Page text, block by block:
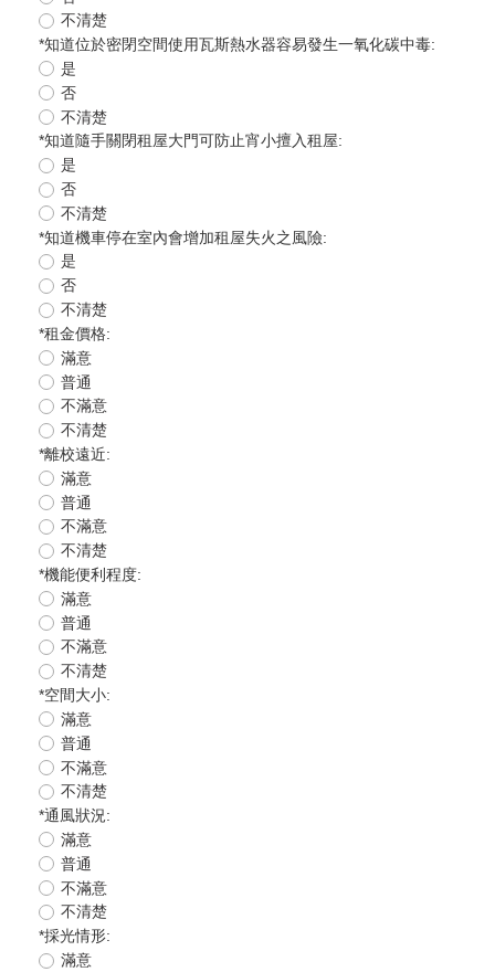
不清楚
*知道位於密閉空間使用瓦斯熱水器容易發生一氧化碳中毒:
是
否
不清楚
*知道隨手關閉租屋大門可防止宵小擅入租屋:
是
否
不清楚
*知道機車停在室內會增加租屋失火之風險:
是
否
不清楚
*租金價格:
滿意
普通
不滿意
不清楚
*離校遠近:
滿意
普通
不滿意
不清楚
*機能便利程度:
滿意
普通
不滿意
不清楚
*空間大小:
滿意
普通
不滿意
不清楚
*通風狀況:
滿意
普通
不滿意
不清楚
*採光情形:
滿意